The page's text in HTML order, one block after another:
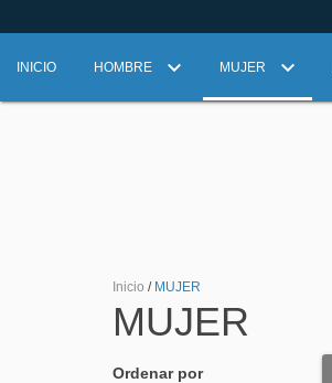
INICIO HOMBRE MUJER
Inicio / MUJER
MUJER
Ordenar por